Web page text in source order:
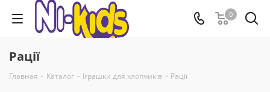
0
Рації
Главная - Каталог - Іграшки для хлопчиків - Рації